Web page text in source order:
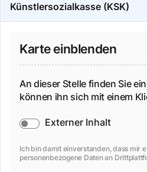
Künstlersozialkasse (KSK)
Karte einblenden
An dieser Stelle finden Sie
können ihn sich mit einem
Externer Inhalt
Ich bin damit einverstanden, dass mir
personenbezogene Daten an